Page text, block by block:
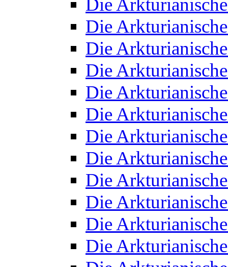
Die
Die
Die
Die
Die
Die
Die
Die
Die
Die
Die